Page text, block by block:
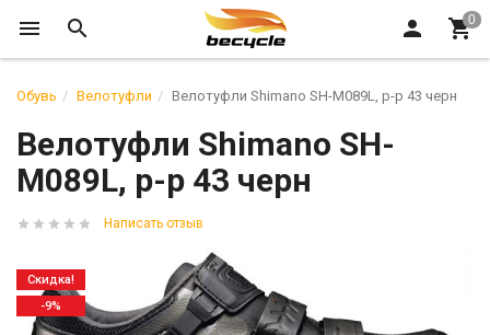
Обувь Велотуфли Велотуфли Shimano SH-M089L, р-р 43 черн
Велотуфли Shimano SH-
M089L, р-р 43 черн
Написать отзыв
Скидка!
-9%